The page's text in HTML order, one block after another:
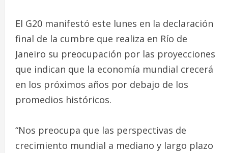
El G20 manifestó este lunes en la declaración
final de la cumbre que realiza en Río de
Janeiro su preocupación por las proyecciones
que indican que la economía mundial crecerá
en los próximos años por debajo de los
promedios históricos.
“Nos preocupa que las perspectivas de
crecimiento mundial a mediano y largo plazo